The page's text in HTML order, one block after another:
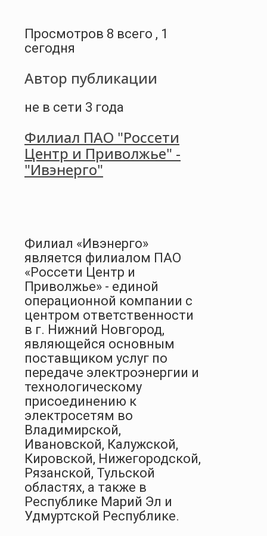
Просмотров 8 всего , 1
сегодня
Автор публикации
не в сети 3 года
Филиал ПАО "Россети
Центр и Приволжье" -
"Ивэнерго"
Филиал «Ивэнерго»
является филиалом ПАО
«Россети Центр и
Приволжье» - единой
операционной компании с
центром ответственности
в г. Нижний Новгород,
являющейся основным
поставщиком услуг по
передаче электроэнергии и
технологическому
присоединению к
электросетям во
Владимирской,
Ивановской, Калужской,
Кировской, Нижегородской,
Рязанской, Тульской
областях, а также в
Республике Марий Эл и
Удмуртской Республике.